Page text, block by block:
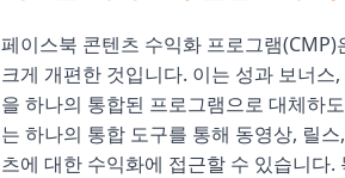
페이스북 콘텐츠 수익화 프로그램
크게 개편한 것입니다. 이는 성과 보너
을 하나의 통합된 프로그램으로 대체하
는 하나의 통합 도구를 통해 동영상, 릴
츠에 대한 수익화에 접근할 수 있습니다